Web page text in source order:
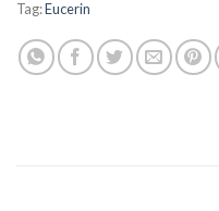
Tag:Eucerin